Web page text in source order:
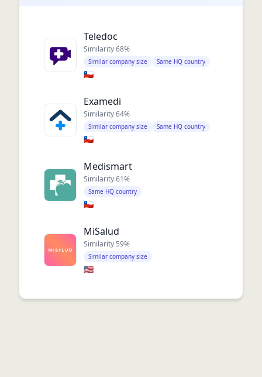
Teledoc
Similarity68%
Similar company size Same HQ country
🇨🇱
Examedi
Similarity64%
Similar company size Same HQ country
🇨🇱
Medismart
Similarity61%
Same HQ country
🇨🇱
MiSalud
Similarity 59%
Similar company size
🇺🇸